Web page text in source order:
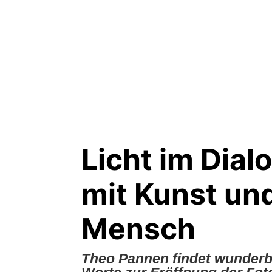
Licht im
mit Kunst
Mensch
Theo Pannen findet